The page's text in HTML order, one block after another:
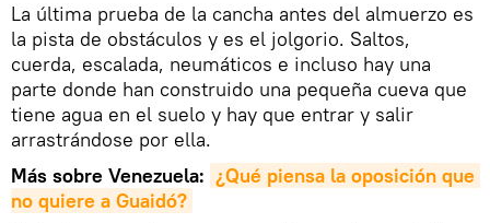
La última prueba de la cancha antes del almuerzo es
la pista de obstáculos y es el jolgorio. Saltos,
cuerda, escalada, neumáticos e incluso hay una
parte donde han construido una pequeña cueva que
tiene agua en el suelo y hay que entrar y salir
arrastrándose por ella.
Más sobre Venezuela: ¿Qué piensa la oposición que
no quiere a Guaidó?